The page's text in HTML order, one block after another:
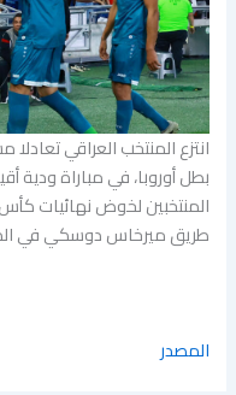
بطل أوروبا، في مباراة
طريق ميرخاس دوسكي في الدقيقة 27 بتسديدة رائعة
المصدر